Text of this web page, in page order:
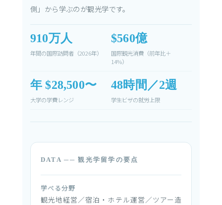
側」から学ぶのが観光学です。
910万人
年間の国際訪問者（2026年）
$560億
国際観光消費（前年比＋
14%）
年 $28,500〜
大学の学費レンジ
48時間／2週
学生ビザの就労上限
DATA ── 観光学留学の要点
学べる分野
観光地経営／宿泊・ホテル運営／ツアー造